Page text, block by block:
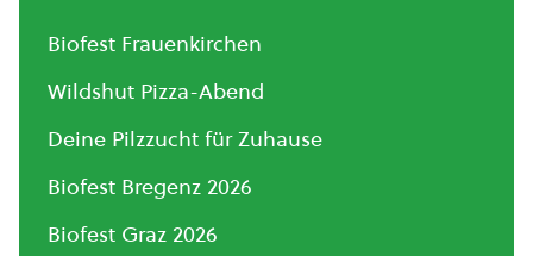
Biofest Frauenkirchen
Wildshut Pizza-Abend
Deine Pilzzucht für Zuhause
Biofest Bregenz 2026
Biofest Graz 2026